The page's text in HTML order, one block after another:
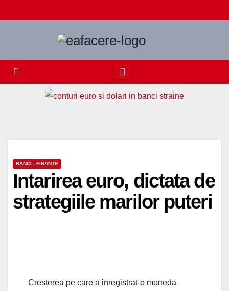
to
BANCI - FINANTE
Intarirea euro, dictata de
strategiile marilor puteri
Cresterea pe care a inregistrat-o moneda